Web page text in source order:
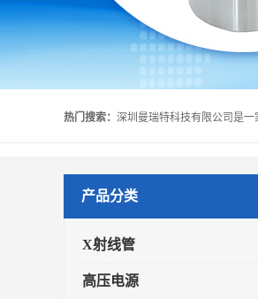
热门搜索：
产品分类
X射线管
高压电源